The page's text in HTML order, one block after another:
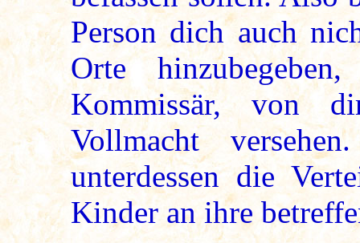
Person dich auch
Orte
Kommissär, von
Vollmacht
unterdessen die
Kinder an ihre